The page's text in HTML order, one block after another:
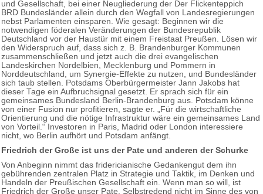
und Gesellschaft, bei einer Neugliederung der Der Flickenteppich
BRD Bundesländer allein durch den Wegfall von Landesregierungen
nebst Parlamenten einsparen. Wie gesagt: Beginnen wir die
notwendigen föderalen Veränderungen der Bundesrepublik
Deutschland vor der Haustür mit einem Freistaat Preußen. Lösen wir
den Widerspruch auf, dass sich z. B. Brandenburger Kommunen
zusammenschließen und jetzt auch die drei evangelischen
Landeskirchen Nordelbien, Mecklenburg und Pommern in
Norddeutschland, um Synergie-Effekte zu nutzen, und Bundesländer
sich taub stellen. Potsdams Oberbürgermeister Jann Jakobs hat
dieser Tage ein Aufbruchsignal gesetzt. Er sprach sich für ein
gemeinsames Bundesland Berlin-Brandenburg aus. Potsdam könne
von einer Fusion nur profitieren, sagte er. „Für die wirtschaftliche
Orientierung und die nötige Infrastruktur wäre ein gemeinsames Land
von Vorteil.“ Investoren in Paris, Madrid oder London interessiere
nicht, wo Berlin aufhört und Potsdam anfängt.
Friedrich der Große ist uns der Pate und anderen der Schurke
Von Anbeginn nimmt das fridericianische Gedankengut dem ihn
gebührenden zentralen Platz in Strategie und Taktik, im Denken und
Handeln der Preußischen Gesellschaft ein. Wenn man so will, ist
Friedrich der Große unser Pate. Selbstredend nicht im Sinne des von